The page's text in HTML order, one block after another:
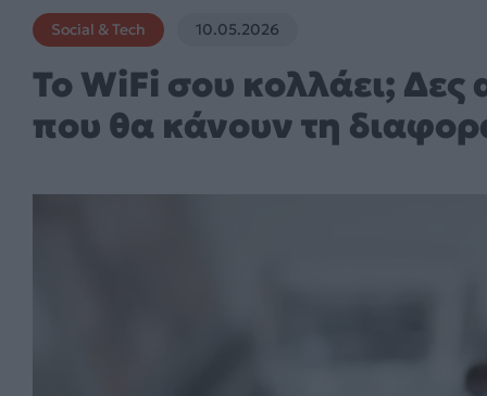
Social & Tech 10.05.2026
Το WiFi σου κολλάει; Δες
που θα κάνουν τη